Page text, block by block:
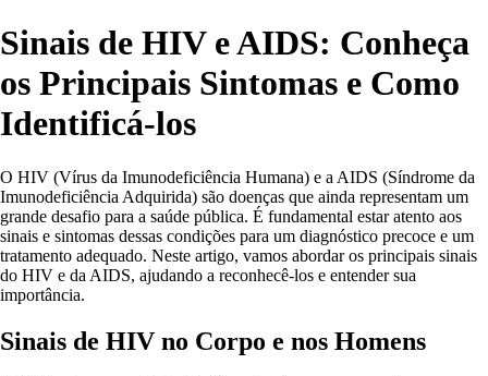
Sinais de HIV e AIDS: Conheça
os Principais Sintomas e Como
Identificá-los
O HIV (Vírus da Imunodeficiência Humana) e a AIDS (Síndrome da
Imunodeficiência Adquirida) são doenças que ainda representam um
grande desafio para a saúde pública. É fundamental estar atento aos
sinais e sintomas dessas condições para um diagnóstico precoce e um
tratamento adequado. Neste artigo, vamos abordar os principais sinais
do HIV e da AIDS, ajudando a reconhecê-los e entender sua
importância.
Sinais de HIV no Corpo e nos Homens